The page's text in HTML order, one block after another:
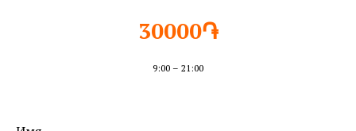
30000֏
9:00 – 21:00